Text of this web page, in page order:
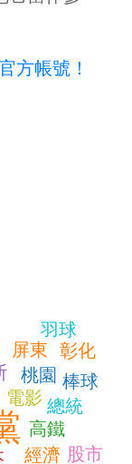
⽅帳號！
電影
經濟
高鐵
總統
桃園
屏東
股市
棒球
彰化
羽球